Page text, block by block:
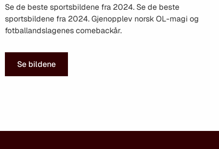
Se de beste sportsbildene fra 2024. Se de beste
sportsbildene fra 2024. Gjenopplev norsk OL-magi og
fotballandslagenes comebackår.
Se bildene